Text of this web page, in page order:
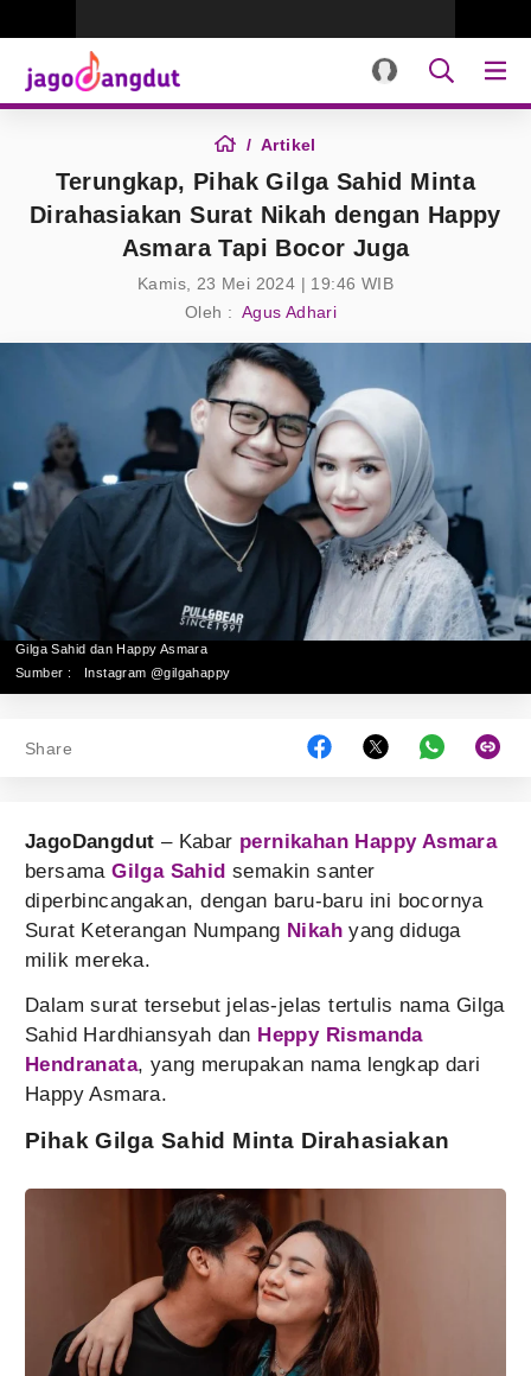
Artikel
Terungkap, Pihak Gilga Sahid Minta
Dirahasiakan Surat Nikah dengan Happy
Asmara Tapi Bocor Juga
Kamis, 23 Mei 2024 | 19:46 WIB
Oleh : Agus Adhari
Gilga Sahid dan Happy Asmara
Sumber :
Instagram @gilgahappy
Share
JagoDangdut – Kabar pernikahan Happy Asmara
bersamaGilga Sahid semakin santer
diperbincangakan, dengan baru-baru ini bocornya
Surat Keterangan Numpang Nikah yang diduga
milik mereka.
Dalam surat tersebut jelas-jelas tertulis nama Gilga
Sahid Hardhiansyah dan Heppy Rismanda
Hendranata, yang merupakan nama lengkap dari
Happy Asmara.
Pihak Gilga Sahid Minta Dirahasiakan